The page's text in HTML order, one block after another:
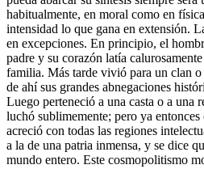
habitualmente, en moral como en
intensidad lo que gana en extensión.
en excepciones. En principio, el
padre y su corazón latía
familia. Más tarde vivió para un clan o
de ahí sus grandes abnegaciones
Luego perteneció a una casta o a una
luchó sublimemente; pero ya entonces
acreció con todas las regiones
a la de una patria inmensa, y se dice
mundo entero. Este cosmopolitismo